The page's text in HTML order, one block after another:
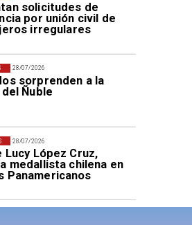
solicitudes de
por unión civil de
irregulares
28/07/2026
sorprenden a la
Ñuble
28/07/2026
Lucy López Cruz,
medallista chilena en
Panamericanos